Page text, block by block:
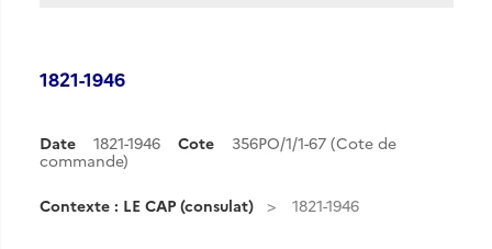
1821-1946
Date 1821-1946 Cote
356PO/1/1-67 (Cote de
commande)
Contexte : LE CAP (consulat) 1821-1946